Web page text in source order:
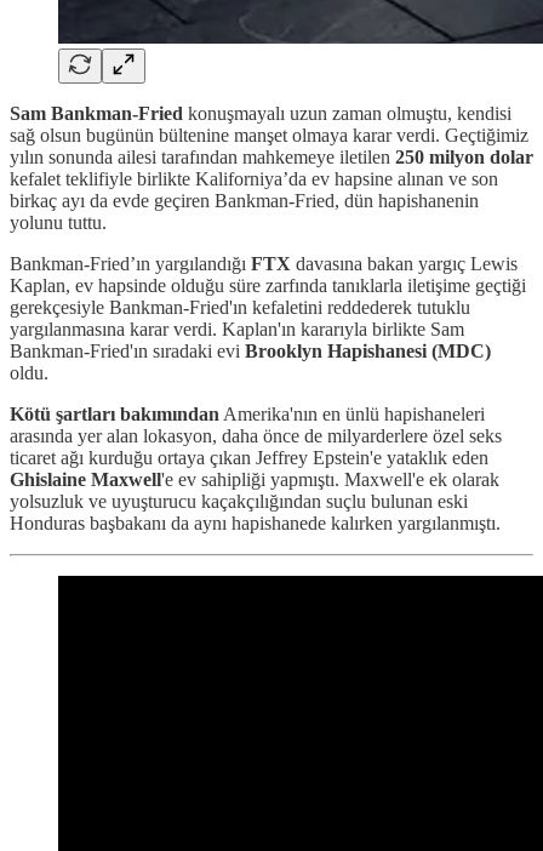
Sam Bankman-Fried konuşmayalı uzun zaman olmuştu, kendisi
sağ olsun bugünün bültenine manşet olmaya karar verdi. Geçtiğimiz
yılın sonunda ailesi tarafından mahkemeye iletilen 250 milyon dolar
kefalet teklifiyle birlikte Kaliforniya’da ev hapsine alınan ve son
birkaç ayı da evde geçiren Bankman-Fried, dün hapishanenin
yolunu tuttu.
Bankman-Fried’ın yargılandığı FTX davasına bakan yargıç Lewis
Kaplan, ev hapsinde olduğu süre zarfında tanıklarla iletişime geçtiği
gerekçesiyle Bankman-Fried'ın kefaletini reddederek tutuklu
yargılanmasına karar verdi. Kaplan'ın kararıyla birlikte Sam
Bankman-Fried'ın sıradaki evi Brooklyn Hapishanesi (MDC)
oldu.
Kötü şartları bakımından Amerika'nın en ünlü hapishaneleri
arasında yer alan lokasyon, daha önce de milyarderlere özel seks
ticaret ağı kurduğu ortaya çıkan Jeffrey Epstein'e yataklık eden
Ghislaine Maxwell'e ev sahipliği yapmıştı. Maxwell'e ek olarak
yolsuzluk ve uyuşturucu kaçakçılığından suçlu bulunan eski
Honduras başbakanı da aynı hapishanede kalırken yargılanmıştı.